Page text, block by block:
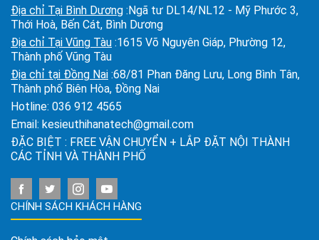
Địa chỉ Tại Bình Dương :Ngã tư DL14/NL12 - Mỹ Phước 3,
Thới Hoà, Bến Cát, Bình Dương
Địa chỉ Tại Vũng Tàu :1615 Võ Nguyên Giáp, Phường 12,
Thành phố Vũng Tàu
Địa chỉ tại Đồng Nai :68/81 Phan Đăng Lưu, Long Bình Tân,
Thành phố Biên Hòa, Đồng Nai
Hotline: 036 912 4565
Email: kesieuthihanatech@gmail.com
ĐẶC BIỆT : FREE VẬN CHUYỂN + LẮP ĐẶT NỘI THÀNH
CÁC TỈNH VÀ THÀNH PHỐ
CHÍNH SÁCH KHÁCH HÀNG